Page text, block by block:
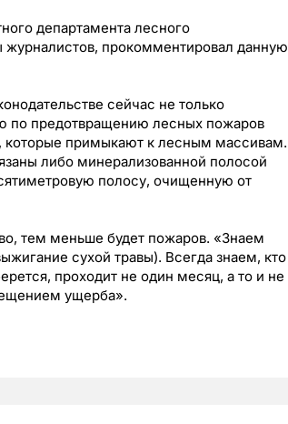
департамента лесного
прокомментировал данную
сейчас не только
по предотвращению лесных пожаров
которые примыкают к лесным массивам.
либо минерализованной полосой
полосу, очищенную от
тем меньше будет пожаров. «Знаем
сухой травы). Всегда знаем, кто
проходит не один месяц, а то и не
ущерба».